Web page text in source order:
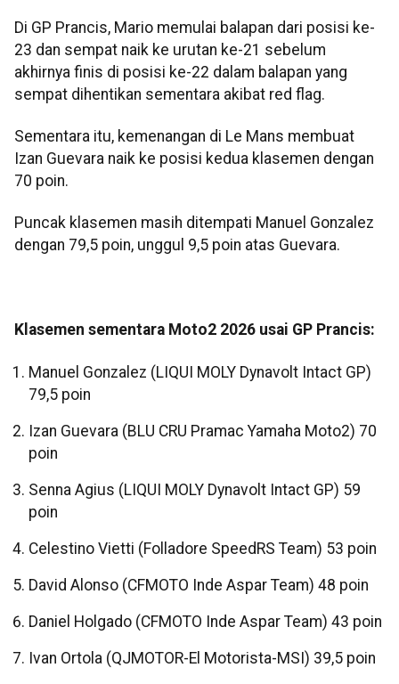
Di GP Prancis, Mario memulai balapan dari posisi ke-
23 dan sempat naik ke urutan ke-21 sebelum
akhirnya finis di posisi ke-22 dalam balapan yang
sempat dihentikan sementara akibat red flag.
Sementara itu, kemenangan di Le Mans membuat
Izan Guevara naik ke posisi kedua klasemen dengan
70 poin.
Puncak klasemen masih ditempati Manuel Gonzalez
dengan 79,5 poin, unggul 9,5 poin atas Guevara.
Klasemen sementara Moto2 2026 usai GP Prancis:
Manuel Gonzalez (LIQUI MOLY Dynavolt Intact GP)
79,5 poin
Izan Guevara (BLU CRU Pramac Yamaha Moto2) 70
poin
Senna Agius (LIQUI MOLY Dynavolt Intact GP) 59
poin
Celestino Vietti (Folladore SpeedRS Team) 53 poin
David Alonso (CFMOTO Inde Aspar Team) 48 poin
Daniel Holgado (CFMOTO Inde Aspar Team) 43 poin
Ivan Ortola (QJMOTOR-El Motorista-MSI) 39,5 poin